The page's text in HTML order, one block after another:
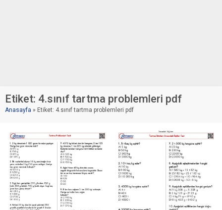
Etiket: 4.sınıf tartma problemleri pdf
Anasayfa » Etiket: 4.sınıf tartma problemleri pdf